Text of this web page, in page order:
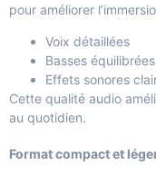
pour améliorer
Voix détaillées
Basses équilibrées
Effets sonores
Cette qualité audio
au quotidien.
Format compact et